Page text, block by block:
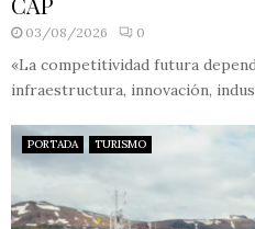
03/08/2026 0
«La competitividad futura
infraestructura, innovación,
PORTADA TURISMO